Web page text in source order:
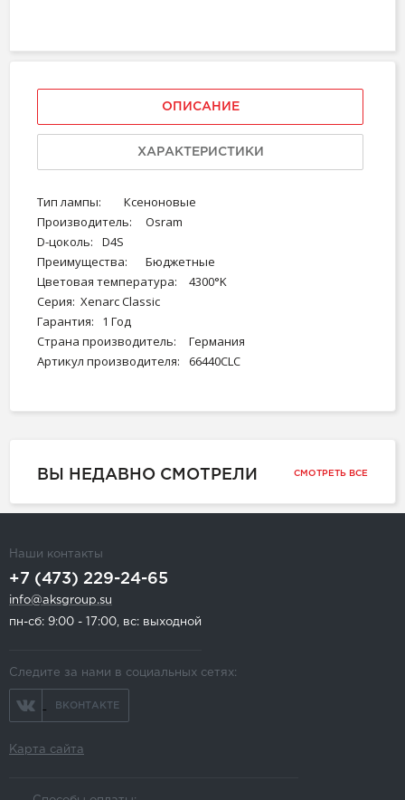
ОПИСАНИЕ
ХАРАКТЕРИСТИКИ
Тип лампы:
Ксеноновые
Производитель:
Osram
D-цоколь:
D4S
Преимущества:
Бюджетные
Цветовая температура:
4300°K
Серия: Xenarc Classic
Гарантия:
1 Год
Страна производитель:
Германия
Артикул производителя:
66440CLC
ВЫ НЕДАВНО СМОТРЕЛИ СМОТРЕТЬ ВСЕ
Наши контакты
+7 (473) 229-24-65
info@aksgroup.su
пн-сб: 9:00 - 17:00, вс: выходной
Следите за нами в социальных сетях:
ВКОНТАКТЕ
Карта сайта